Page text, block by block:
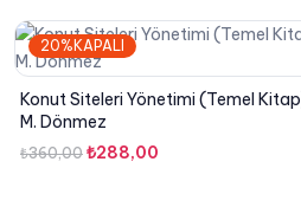
20%KAPALI
Konut Siteleri Yönetimi (Temel
M. Dönmez
₺360,00 Orijinal
₺288,00